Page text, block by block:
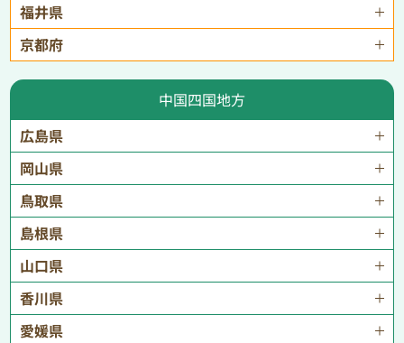
福井県
京都府
中国四国地方
広島県
岡山県
鳥取県
島根県
山口県
香川県
愛媛県